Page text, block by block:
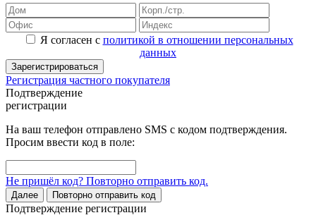
Я согласен с политикой в отношении персональных
данных
Зарегистрироваться
Регистрация частного покупателя
Подтверждение
регистрации
На ваш телефон отправлено SMS с кодом подтверждения.
Просим ввести код в поле:
Не пришёл код? Повторно отправить код.
Далее Повторно отправить код
Подтверждение регистрации